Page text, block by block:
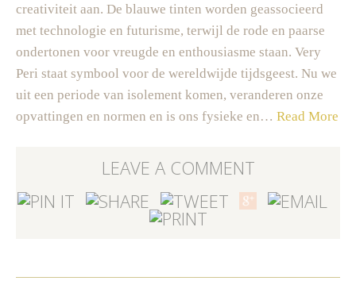
creativiteit aan. De blauwe tinten worden geassocieerd
met technologie en futurisme, terwijl de rode en paarse
ondertonen voor vreugde en enthousiasme staan. Very
Peri staat symbool voor de wereldwijde tijdsgeest. Nu we
uit een periode van isolement komen, veranderen onze
opvattingen en normen en is ons fysieke en… Read More
LEAVE A COMMENT